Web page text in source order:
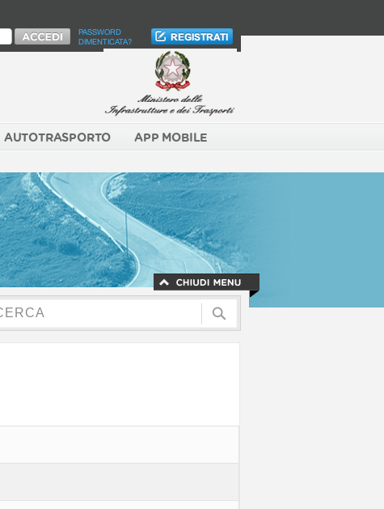
PASSWORD
DIMENTICATA?
AUTOTRASPORTO APP MOBILE